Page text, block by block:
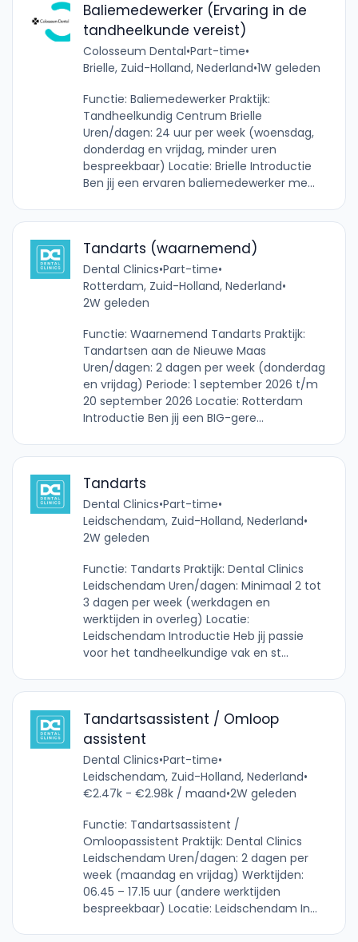
Baliemedewerker (Ervaring in de
tandheelkunde vereist)
Colosseum Dental•Part-time•
Brielle, Zuid-Holland, Nederland•1W geleden
Functie: Baliemedewerker Praktijk:
Tandheelkundig Centrum Brielle
Uren/dagen: 24 uur per week (woensdag,
donderdag en vrijdag, minder uren
bespreekbaar) Locatie: Brielle Introductie
Ben jij een ervaren baliemedewerker me...
Tandarts (waarnemend)
Dental Clinics•Part-time•
Rotterdam, Zuid-Holland, Nederland•
2W geleden
Functie: Waarnemend Tandarts Praktijk:
Tandartsen aan de Nieuwe Maas
Uren/dagen: 2 dagen per week (donderdag
en vrijdag) Periode: 1 september 2026 t/m
20 september 2026 Locatie: Rotterdam
Introductie Ben jij een BIG-gere...
Tandarts
Dental Clinics•Part-time•
Leidschendam, Zuid-Holland, Nederland•
2W geleden
Functie: Tandarts Praktijk: Dental Clinics
Leidschendam Uren/dagen: Minimaal 2 tot
3 dagen per week (werkdagen en
werktijden in overleg) Locatie:
Leidschendam Introductie Heb jij passie
voor het tandheelkundige vak en st...
Tandartsassistent / Omloop
assistent
Dental Clinics•Part-time•
Leidschendam, Zuid-Holland, Nederland•
€2.47k - €2.98k / maand•2W geleden
Functie: Tandartsassistent /
Omloopassistent Praktijk: Dental Clinics
Leidschendam Uren/dagen: 2 dagen per
week (maandag en vrijdag) Werktijden:
06.45 – 17.15 uur (andere werktijden
bespreekbaar) Locatie: Leidschendam In...